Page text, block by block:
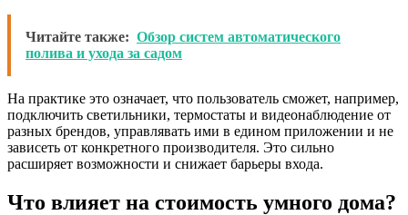
Читайте также: Обзор систем автоматического
полива и ухода за садом
На практике это означает, что пользователь сможет, например,
подключить светильники, термостаты и видеонаблюдение от
разных брендов, управлявать ими в едином приложении и не
зависеть от конкретного производителя. Это сильно
расширяет возможности и снижает барьеры входа.
Что влияет на стоимость умного дома?